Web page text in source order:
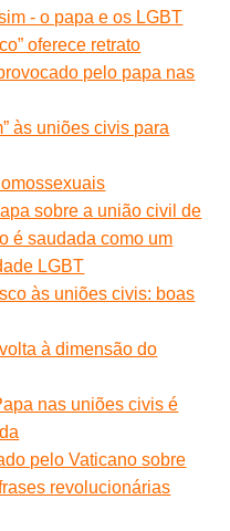
- o papa e os LGBT
oferece retrato
pelo papa nas
às uniões civis para
sobre a união civil de
é saudada como um
LGBT
às uniões civis: boas
à dimensão do
nas uniões civis é
pelo Vaticano sobre
revolucionárias